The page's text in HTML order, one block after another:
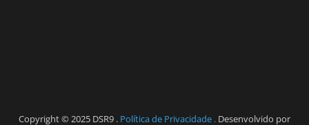
Copyright © 2025 DSR9 . Política de Privacidade . Desenvolvido por